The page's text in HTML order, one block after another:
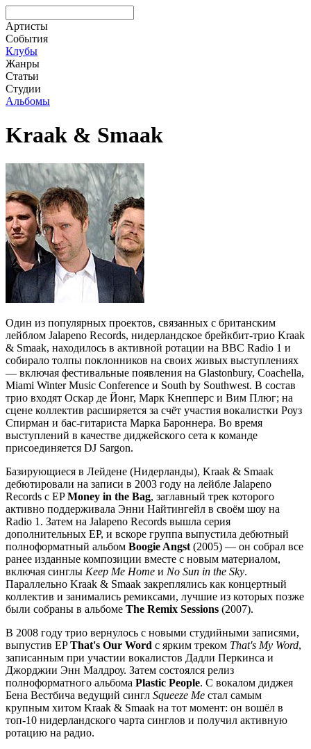
Артисты
События
Клубы
Жанры
Статьи
Студии
Альбомы
Kraak & Smaak
Один из популярных проектов, связанных с британским
лейблом Jalapeno Records, нидерландское брейкбит-трио Kraak
& Smaak, находилось в активной ротации на BBC Radio 1 и
собирало толпы поклонников на своих живых выступлениях
— включая фестивальные появления на Glastonbury, Coachella,
Miami Winter Music Conference и South by Southwest. В состав
трио входят Оскар де Йонг, Марк Кнепперс и Вим Плюг; на
сцене коллектив расширяется за счёт участия вокалистки Роуз
Спирман и бас-гитариста Марка Бароннера. Во время
выступлений в качестве диджейского сета к команде
присоединяется DJ Sargon.
Базирующиеся в Лейдене (Нидерланды), Kraak & Smaak
дебютировали на записи в 2003 году на лейбле Jalapeno
Records с EPMoney in the Bag, заглавный трек которого
активно поддерживала Энни Найтингейл в своём шоу на
Radio 1. Затем на Jalapeno Records вышла серия
дополнительных EP, и вскоре группа выпустила дебютный
полноформатный альбом Boogie Angst (2005) — он собрал все
ранее изданные композиции вместе с новым материалом,
включая синглы Keep Me Home и No Sun in the Sky.
Параллельно Kraak & Smaak закреплялись как концертный
коллектив и занимались ремиксами, лучшие из которых позже
были собраны в альбоме The Remix Sessions (2007).
В 2008 году трио вернулось с новыми студийными записями,
выпустив EPThat's Our Word с ярким треком That's My Word,
записанным при участии вокалистов Дадли Перкинса и
Джорджии Энн Малдроу. Затем состоялся релиз
полноформатного альбома Plastic People. С вокалом диджея
Бена Вестбича ведущий сингл Squeeze Me стал самым
крупным хитом Kraak & Smaak на тот момент: он вошёл в
топ-10 нидерландского чарта синглов и получил активную
ротацию на радио.